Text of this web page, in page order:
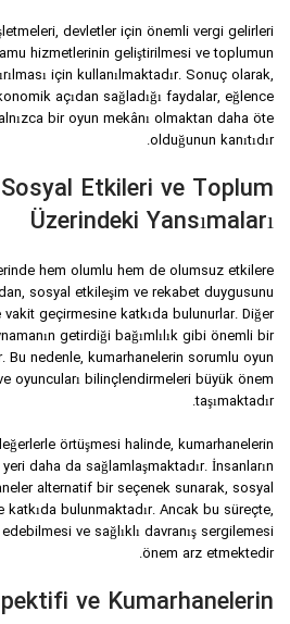
devletler için önemli vergi gelirleri
hizmetlerinin geliştirilmesi ve toplumun
için kullanılmaktadır. Sonuç olarak,
açıdan sağladığı faydalar, eğlence
bir oyun mekânı olmaktan daha öte
olduğunun kanıtıdır.
Etkileri ve Toplum
Üzerindeki Yansımaları
hem olumlu hem de olumsuz etkilere
sosyal etkileşim ve rekabet duygusunu
vakit geçirmesine katkıda bulunurlar. Diğer
getirdiği bağımlılık gibi önemli bir
Bu nedenle, kumarhanelerin sorumlu oyun
oyuncuları bilinçlendirmeleri büyük önem
taşımaktadır.
örtüşmesi halinde, kumarhanelerin
daha da sağlamlaşmaktadır. İnsanların
alternatif bir seçenek sunarak, sosyal
katkıda bulunmaktadır. Ancak bu süreçte,
ve sağlıklı davranış sergilemesi
önem arz etmektedir.
ve Kumarhanelerin